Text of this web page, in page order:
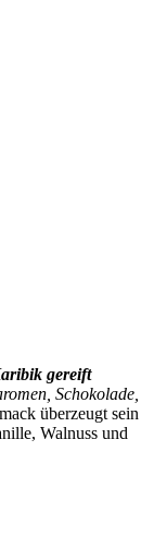
gereift
Schokolade,
überzeugt sein
Walnuss und